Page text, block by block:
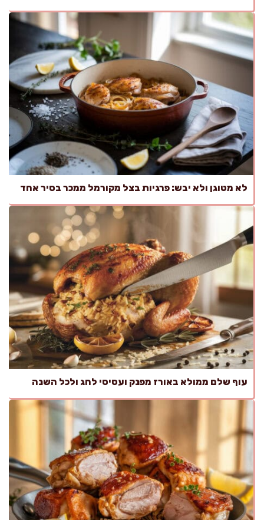
לא מטוגן ולא יבש: פרגיות בצל מקורמל ממכר בסיר אחד
עוף שלם ממולא באורז מפנק ועסיסי לחג ולכל השנה